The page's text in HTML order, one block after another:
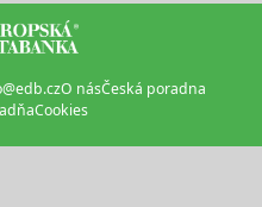
O násČeská poradna
Cookies